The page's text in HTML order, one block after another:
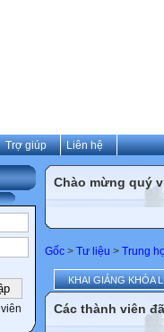
Trợ giúp Liên hệ
Chào mừng quý
Gốc > Tư liệu > Trung
KHAI GIẢNG KHÓA
Các thành viên